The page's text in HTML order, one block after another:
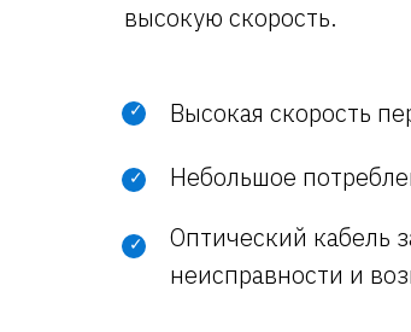
высокую скорость.
Высокая скорость
Небольшое
Оптический кабель
неисправности и
✓
✓
✓